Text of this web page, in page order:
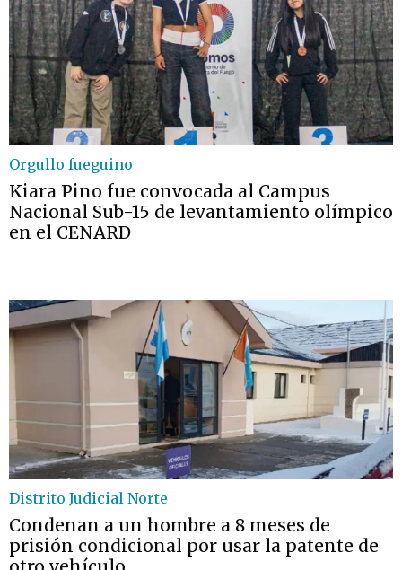
Orgullo fueguino
Kiara Pino fue convocada al Campus
Nacional Sub-15 de levantamiento olímpico
en el CENARD
Distrito Judicial Norte
Condenan a un hombre a 8 meses de
prisión condicional por usar la patente de